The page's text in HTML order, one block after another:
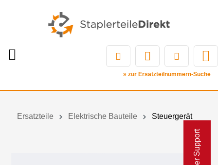
» zur Ersatzteilnummern-Suche
Ersatzteile Elektrische Bauteile Steuergerät